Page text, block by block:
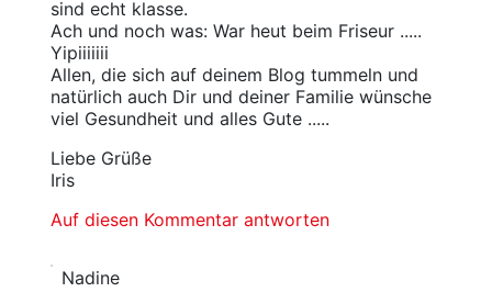
sind echt klasse.
Ach und noch was: War heut beim Friseur .....
Yipiiiiiii
Allen, die sich auf deinem Blog tummeln und
natürlich auch Dir und deiner Familie wünsche
viel Gesundheit und alles Gute .....
Liebe Grüße
Iris
Auf diesen Kommentar antworten
Nadine